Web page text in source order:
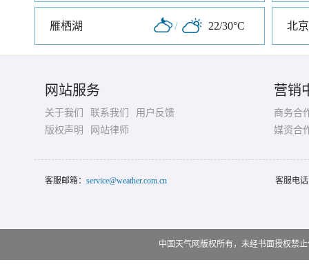
雁栖湖 / 22/30°C 北
网站服务
关于我们 联系我们
用户反馈
版权声明
网站律师
营销
商务合
媒资合
客服邮箱： service@weather.com.cn 客服电
中国天气网版权所有，未经书面授权